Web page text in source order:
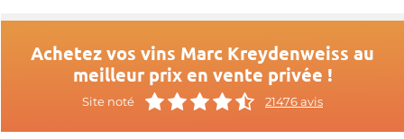
Achetez vos vins Marc Kreydenweiss au
meilleur prix en vente privée !
Site noté 21476 avis